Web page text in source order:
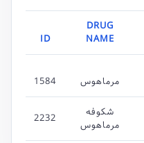
ID
DRUG
NAME
1584 مرماهوس
2232
شکوفه
مرماهوس